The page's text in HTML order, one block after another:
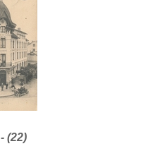
- (22)